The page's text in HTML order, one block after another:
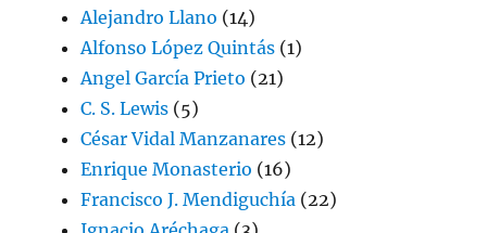
Alejandro Llano (14)
Alfonso López Quintás (1)
Angel García Prieto (21)
C. S. Lewis (5)
César Vidal Manzanares (12)
Enrique Monasterio (16)
Francisco J. Mendiguchía (22)